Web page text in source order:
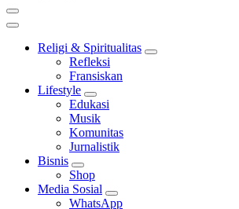
Religi & Spiritualitas
Refleksi
Fransiskan
Lifestyle
Edukasi
Musik
Komunitas
Jurnalistik
Bisnis
Shop
Media Sosial
WhatsApp